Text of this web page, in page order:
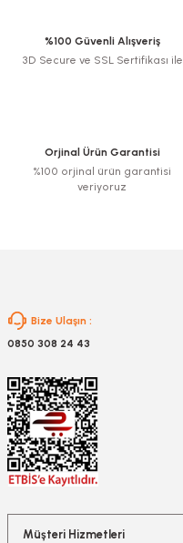
ve Lehim Teli
%100 Güvenli Alışveriş
3D Secure ve SSL Sertifikası ile
Orjinal Ürün Garantisi
%100 orjinal ürün garantisi
veriyoruz
Bize Ulaşın :
0850 308 24 43
Müşteri Hizmetleri